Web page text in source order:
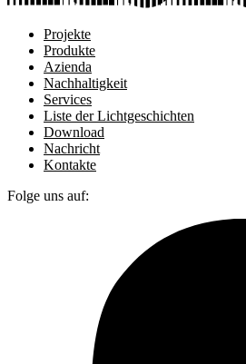
Projekte
Produkte
Azienda
Nachhaltigkeit
Services
Liste der Lichtgeschichten
Download
Nachricht
Kontakte
Folge uns auf: